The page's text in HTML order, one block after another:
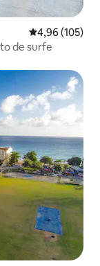
4,96 de uma
4,96 (105)
de surfe